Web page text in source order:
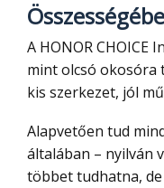
A HONOR CHOICE InfoWear Watch 2i szerintem
mint olcsó
kis szerkezet, jól
Alapvetően tud mindent, mint az okosórák
általában – nyilván
többet tudhatna,